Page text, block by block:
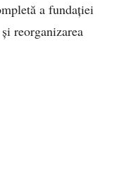
a fundației
reorganizarea